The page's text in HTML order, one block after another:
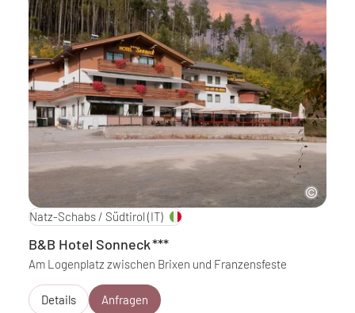
Natz-Schabs / Südtirol (IT)
B&B Hotel Sonneck***
Am Logenplatz zwischen Brixen und Franzensfeste
Details Anfragen